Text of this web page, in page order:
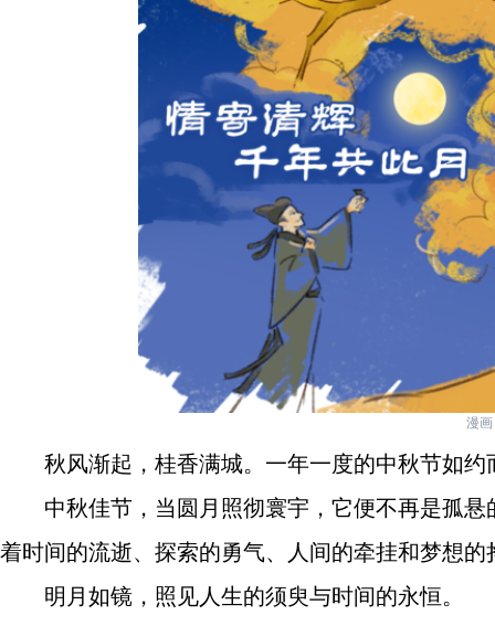
漫
秋风渐起，桂香满城。一年一度的中秋节如
中秋佳节，当圆月照彻寰宇，它便不再是孤
着时间的流逝、探索的勇气、人间的牵挂和梦想
明月如镜，照见人生的须臾与时间的永恒。